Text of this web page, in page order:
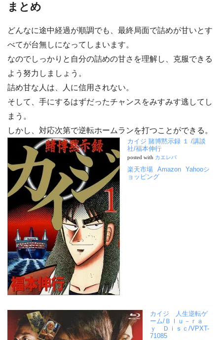
まとめ
どんなに途中経過が順調でも、最終局面で詰めが甘いとす
べてが台無しになってしまいます。
なのでしっかりと自分の詰めの甘さを理解し、克服できる
よう努力しましょう。
詰め甘な人は、人に信用されない。
そして、手にするはずだったチャンスをみすみす逃してし
まう。
しかし、対応次第で逆転ホームランを打つことができる。
カイジ 賭博黙示録 １ /講談
社/福本伸行
posted with カエレバ
楽天市場 Amazon Yahooシ
ョッピング
カイジ 人生逆転ゲ
ーム/Ｂｌｕ－ｒａ
ｙ Ｄｉｓｃ/VPXT-
71085